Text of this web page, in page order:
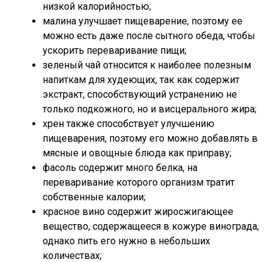
низкой калорийностью;
малина улучшает пищеварение, поэтому ее
можно есть даже после сытного обеда, чтобы
ускорить переваривание пищи;
зеленый чай относится к наиболее полезным
напиткам для худеющих, так как содержит
экстракт, способствующий устранению не
только подкожного, но и висцерального жира;
хрен также способствует улучшению
пищеварения, поэтому его можно добавлять в
мясные и овощные блюда как приправу;
фасоль содержит много белка, на
переваривание которого организм тратит
собственные калории;
красное вино содержит жиросжигающее
вещество, содержащееся в кожуре винограда,
однако пить его нужно в небольших
количествах;